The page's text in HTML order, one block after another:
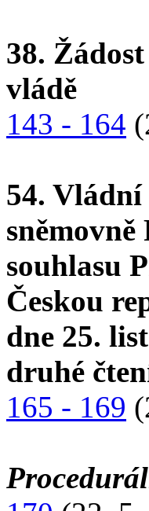
38.
vládě
143 - 164
54.
souhlasu
Českou
dne 25.
druhé
165 - 169